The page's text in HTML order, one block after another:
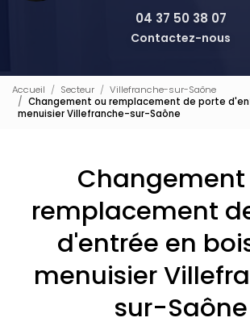
04 37 50 38 07
Contactez-nous
Accueil Secteur
Villefranche-sur-Saône
Changement ou remplacement de porte
menuisier Villefranche-sur-Saône
Changement
remplacement
d'entrée en
menuisier
sur-Saône